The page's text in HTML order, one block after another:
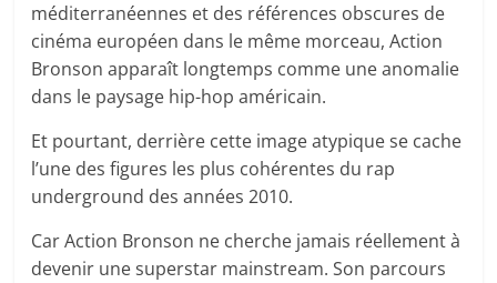
méditerranéennes et des références obscures de
cinéma européen dans le même morceau, Action
Bronson apparaît longtemps comme une anomalie
dans le paysage hip-hop américain.
Et pourtant, derrière cette image atypique se cache
l’une des figures les plus cohérentes du rap
underground des années 2010.
Car Action Bronson ne cherche jamais réellement à
devenir une superstar mainstream. Son parcours